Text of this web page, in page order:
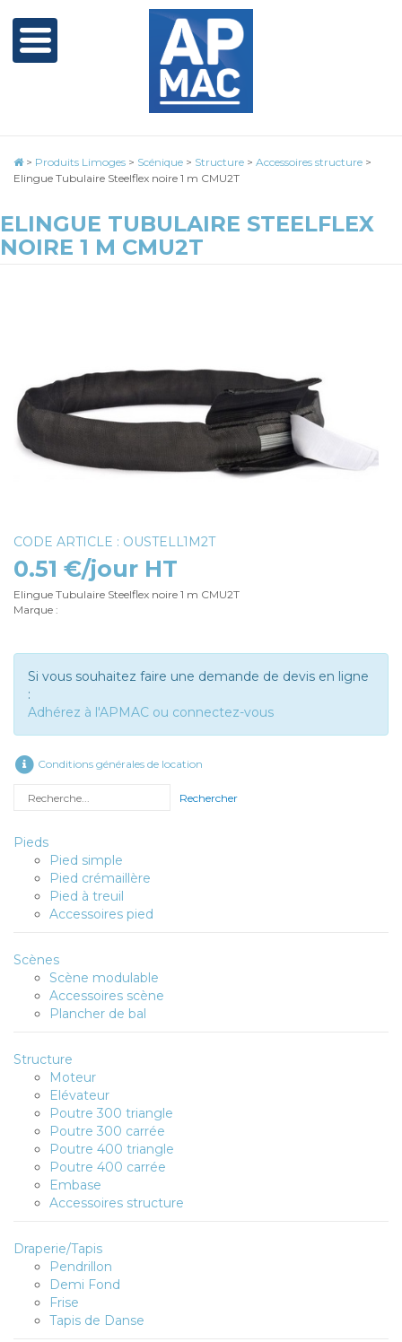
> Produits Limoges > Scénique > Structure > Accessoires structure >
Elingue Tubulaire Steelflex noire 1 m CMU2T
ELINGUE TUBULAIRE STEELFLEX
NOIRE 1 M CMU2T
CODE ARTICLE : OUSTELL1M2T
0.51 €/jour HT
Elingue Tubulaire Steelflex noire 1 m CMU2T
Marque :
Si vous souhaitez faire une demande de devis en ligne
:
Adhérez à l'APMAC ou connectez-vous
Conditions générales de location
Rechercher
Pieds
Pied simple
Pied crémaillère
Pied à treuil
Accessoires pied
Scènes
Scène modulable
Accessoires scène
Plancher de bal
Structure
Moteur
Elévateur
Poutre 300 triangle
Poutre 300 carrée
Poutre 400 triangle
Poutre 400 carrée
Embase
Accessoires structure
Draperie/Tapis
Pendrillon
Demi Fond
Frise
Tapis de Danse